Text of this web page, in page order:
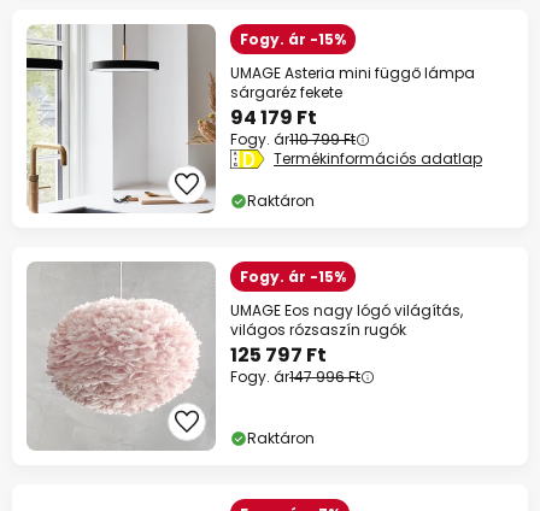
Fogy. ár -15%
UMAGE Asteria mini függő lámpa
sárgaréz fekete
94 179 Ft
Fogy. ár110 799 Ft
Termékinformációs adatlap
Raktáron
Fogy. ár -15%
UMAGE Eos nagy lógó világítás,
világos rózsaszín rugók
125 797 Ft
Fogy. ár147 996 Ft
Raktáron